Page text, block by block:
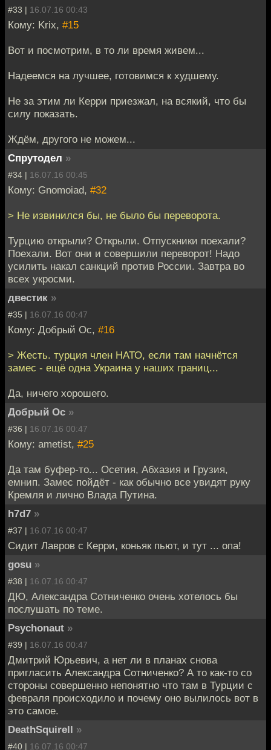
#33 | 16.07.16 00:43
Кому: Krix, #15
Вот и посмотрим, в то ли время живем...
Надеемся на лучшее, готовимся к худшему.
Не за этим ли Керри приезжал, на всякий, что бы
силу показать.
Ждём, другого не можем...
Спрутодел »
#34 | 16.07.16 00:45
Кому: Gnomoiad, #32
> Не извинился бы, не было бы переворота.
Турцию открыли? Открыли. Отпускники поехали?
Поехали. Вот они и совершили переворот! Надо
усилить накал санкций против России. Завтра во
всех укросми.
двестик »
#35 | 16.07.16 00:47
Кому: Добрый Ос, #16
> Жесть. турция член НАТО, если там начнётся
замес - ещё одна Украина у наших границ...
Да, ничего хорошего.
Добрый Ос »
#36 | 16.07.16 00:47
Кому: ametist, #25
Да там буфер-то... Осетия, Абхазия и Грузия,
емнип. Замес пойдёт - как обычно все увидят руку
Кремля и лично Влада Путина.
h7d7 »
#37 | 16.07.16 00:47
Сидит Лавров с Керри, коньяк пьют, и тут ... опа!
gosu »
#38 | 16.07.16 00:47
ДЮ, Александра Сотниченко очень хотелось бы
послушать по теме.
Psychonaut »
#39 | 16.07.16 00:47
Дмитрий Юрьевич, а нет ли в планах снова
пригласить Александра Сотниченко? А то как-то со
стороны совершенно непонятно что там в Турции с
февраля происходило и почему оно вылилось вот в
это самое.
DeathSquirell »
#40 | 16.07.16 00:47